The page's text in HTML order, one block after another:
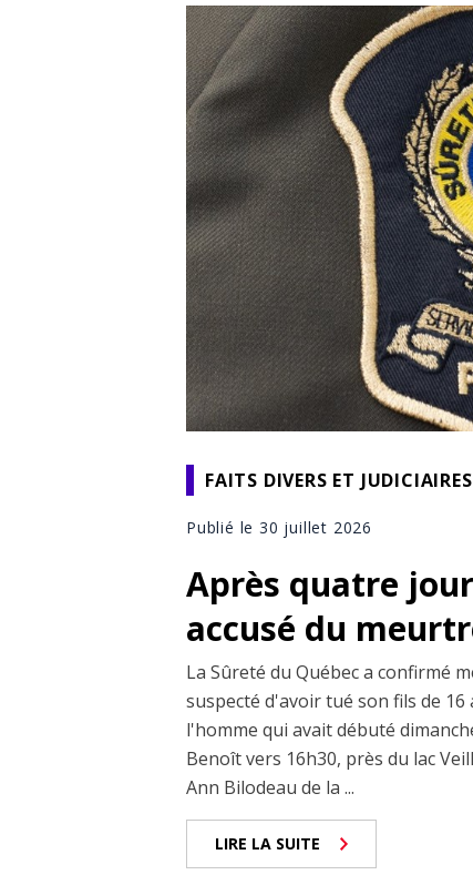
FAITS DIVERS ET JUDICIAIRES
Publié le 30 juillet 2026
Après quatre
accusé du
La Sûreté du Québec a confirmé
suspecté d'avoir tué son fils de
l'homme qui avait débuté
Benoît vers 16h30, près du lac
Ann Bilodeau de la ...
LIRE LA SUITE